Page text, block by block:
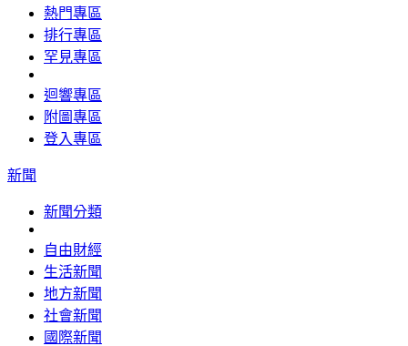
熱門專區
排行專區
罕見專區
迴響專區
附圖專區
登入專區
新聞
新聞分類
自由財經
生活新聞
地方新聞
社會新聞
國際新聞